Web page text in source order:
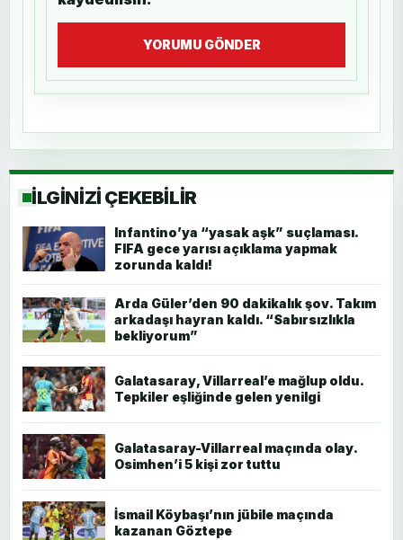
YORUMU GÖNDER
İLGİNİZİ ÇEKEBİLİR
Infantino’ya “yasak aşk” suçlaması.
FIFA gece yarısı açıklama yapmak
zorunda kaldı!
Arda Güler’den 90 dakikalık şov. Takım
arkadaşı hayran kaldı. “Sabırsızlıkla
bekliyorum”
Galatasaray, Villarreal’e mağlup oldu.
Tepkiler eşliğinde gelen yenilgi
Galatasaray-Villarreal maçında olay.
Osimhen’i 5 kişi zor tuttu
İsmail Köybaşı’nın jübile maçında
kazanan Göztepe